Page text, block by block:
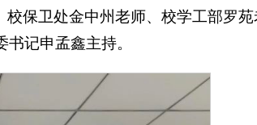
保卫处金中州老师、校学工部罗
记申孟鑫主持。